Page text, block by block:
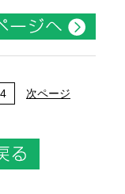
次ページ